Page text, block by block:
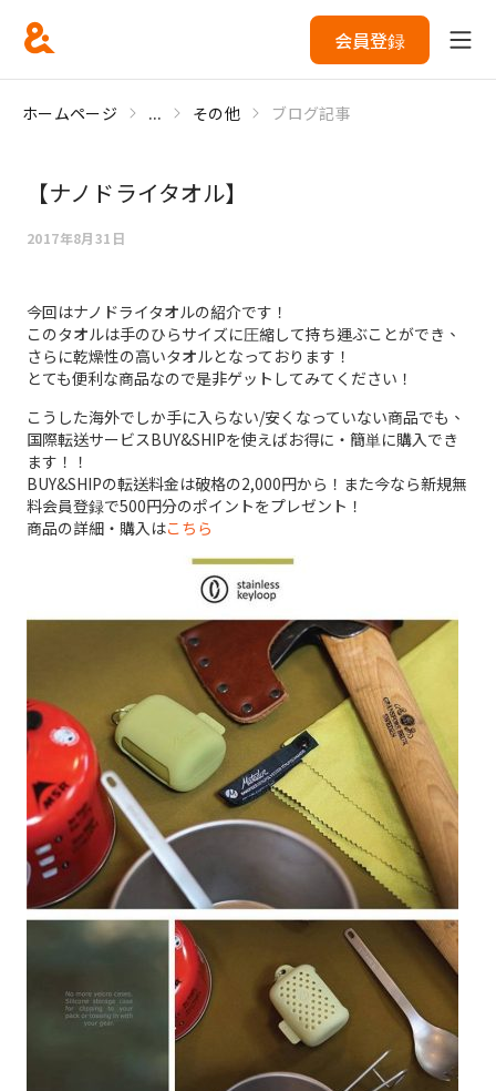
会員登録
ホームページ ... その他 ブログ記事
【ナノドライタオル】
2017年8月31日
今回はナノドライタオルの紹介です！
このタオルは手のひらサイズに圧縮して持ち運ぶことができ、
さらに乾燥性の高いタオルとなっております！
とても便利な商品なので是非ゲットしてみてください！
こうした海外でしか手に入らない/安くなっていない商品でも、
国際転送サービスBUY&SHIPを使えばお得に・簡単に購入でき
ます！！
BUY&SHIPの転送料金は破格の2,000円から！また今なら新規無
料会員登録で500円分のポイントをプレゼント！
商品の詳細・購入はこちら